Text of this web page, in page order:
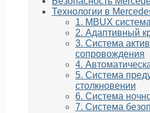
Технологии в
1. MBUX система
2. Адаптивный
3. Система
сопровождения
4.
5. Система
столкновении
6. Система
7. Система